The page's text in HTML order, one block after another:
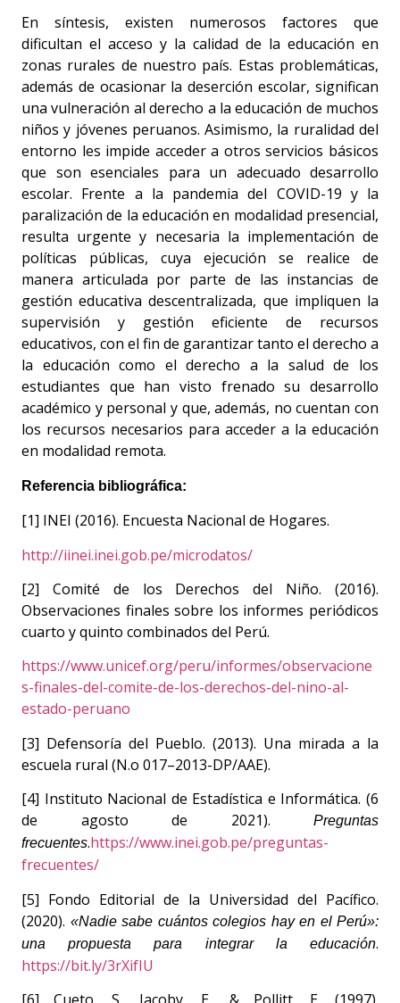
En síntesis, existen numerosos factores que
dificultan el acceso y la calidad de la educación en
zonas rurales de nuestro país. Estas problemáticas,
además de ocasionar la deserción escolar, significan
una vulneración al derecho a la educación de muchos
niños y jóvenes peruanos. Asimismo, la ruralidad del
entorno les impide acceder a otros servicios básicos
que son esenciales para un adecuado desarrollo
escolar. Frente a la pandemia del COVID-19 y la
paralización de la educación en modalidad presencial,
resulta urgente y necesaria la implementación de
políticas públicas, cuya ejecución se realice de
manera articulada por parte de las instancias de
gestión educativa descentralizada, que impliquen la
supervisión y gestión eficiente de recursos
educativos, con el fin de garantizar tanto el derecho a
la educación como el derecho a la salud de los
estudiantes que han visto frenado su desarrollo
académico y personal y que, además, no cuentan con
los recursos necesarios para acceder a la educación
en modalidad remota.
Referencia bibliográfica:
[1] INEI (2016). Encuesta Nacional de Hogares.
http://iinei.inei.gob.pe/microdatos/
[2] Comité de los Derechos del Niño. (2016).
Observaciones finales sobre los informes periódicos
cuarto y quinto combinados del Perú.
https://www.unicef.org/peru/informes/observacione
s-finales-del-comite-de-los-derechos-del-nino-al-
estado-peruano
[3] Defensoría del Pueblo. (2013). Una mirada a la
escuela rural (N.o 017–2013-DP/AAE).
[4] Instituto Nacional de Estadística e Informática. (6
de agosto de 2021).
Preguntas
frecuentes.https://www.inei.gob.pe/preguntas-
frecuentes/
[5] Fondo Editorial de la Universidad del Pacífico.
(2020). «Nadie sabe cuántos colegios hay en el Perú»:
una propuesta para integrar la educación.
https://bit.ly/3rXifIU